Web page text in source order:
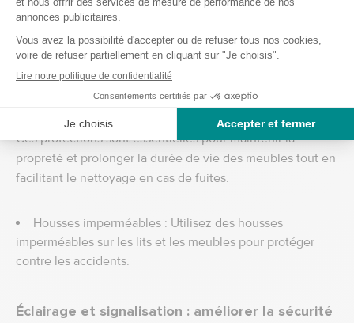
pratique et hygiénique.
Solutions temporaires : Les urinoirs de lit peuvent être
utiles pour les personnes alitées ou celles qui ont des
difficultés à se déplacer rapidement.
Protection des meubles :
Ces protections sont essentielles pour maintenir la
propreté et prolonger la durée de vie des meubles tout en
facilitant le nettoyage en cas de fuites.
Housses imperméables : Utilisez des housses
imperméables sur les lits et les meubles pour protéger
contre les accidents.
Éclairage et signalisation : améliorer la sécurité